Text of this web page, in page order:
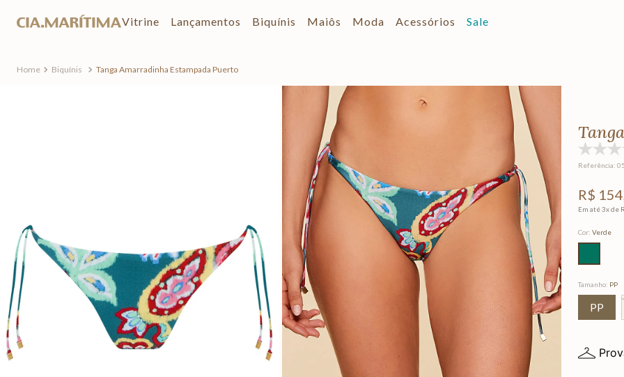
Vitrine Lançamentos Biquínis Maiôs Moda Acessórios Sale
Biquínis Tanga Amarradinha Estampada Puerto
Referência:
R$ 154
Em até3x de
Cor: Verde
Tamanho: PP
PP